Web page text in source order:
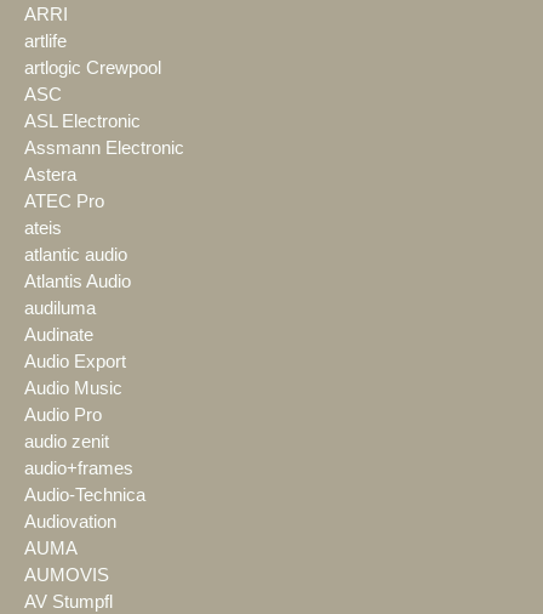
ARRI
artlife
artlogic Crewpool
ASC
ASL Electronic
Assmann Electronic
Astera
ATEC Pro
ateis
atlantic audio
Atlantis Audio
audiluma
Audinate
Audio Export
Audio Music
Audio Pro
audio zenit
audio+frames
Audio-Technica
Audiovation
AUMA
AUMOVIS
AV Stumpfl